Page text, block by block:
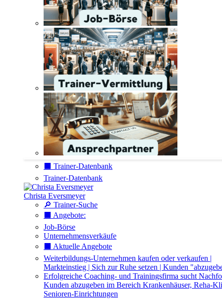
⬛️ Trainer-Datenbank
Trainer-Datenbank
Christa Eversmeyer
🔎 Trainer-Suche
⬛️ Angebote:
Job-Börse
Unternehmensverkäufe
⬛️ Aktuelle Angebote
Weiterbildungs-Unternehmen kaufen oder verkaufen |
Markteinstieg | Sich zur Ruhe setzen | Kunden
Erfolgreiche Coaching- und Trainingsfirma sucht
Kunden abzugeben im Bereich Krankenhäuser, Reha-
Senioren-Einrichtungen